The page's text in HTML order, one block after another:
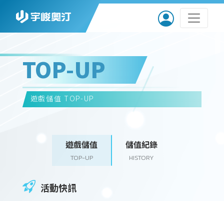
TOP-UP
遊戲儲值 TOP-UP
遊戲儲值
TOP-UP
儲值紀錄
HISTORY
活動快訊